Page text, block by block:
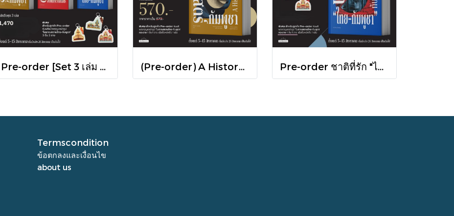
Pre-order [Set 3 เล่ม ] หนังสือชุดความสัมพันธ์ "ไทย-กัมพูชา" / มติชน (Pre-order) A History of Cambodia ประวัติศาสตร์กัมพูชา (ฉบับปรับปรุงใหม่) / David Chandler / มติชน Pre-order ชาติที่รัก "ไทย-กัมพูชา" กับเส้นสมมติ / พวงทอง ภวัครพันธุ์ / มติชน
Termscondition
ข้อตกลงและเงื่อนไข
about us